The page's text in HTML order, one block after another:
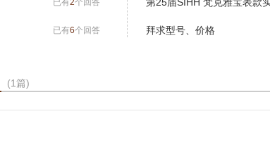
已有2个回答
已有6个回答 拜求型号、价格
(1篇)